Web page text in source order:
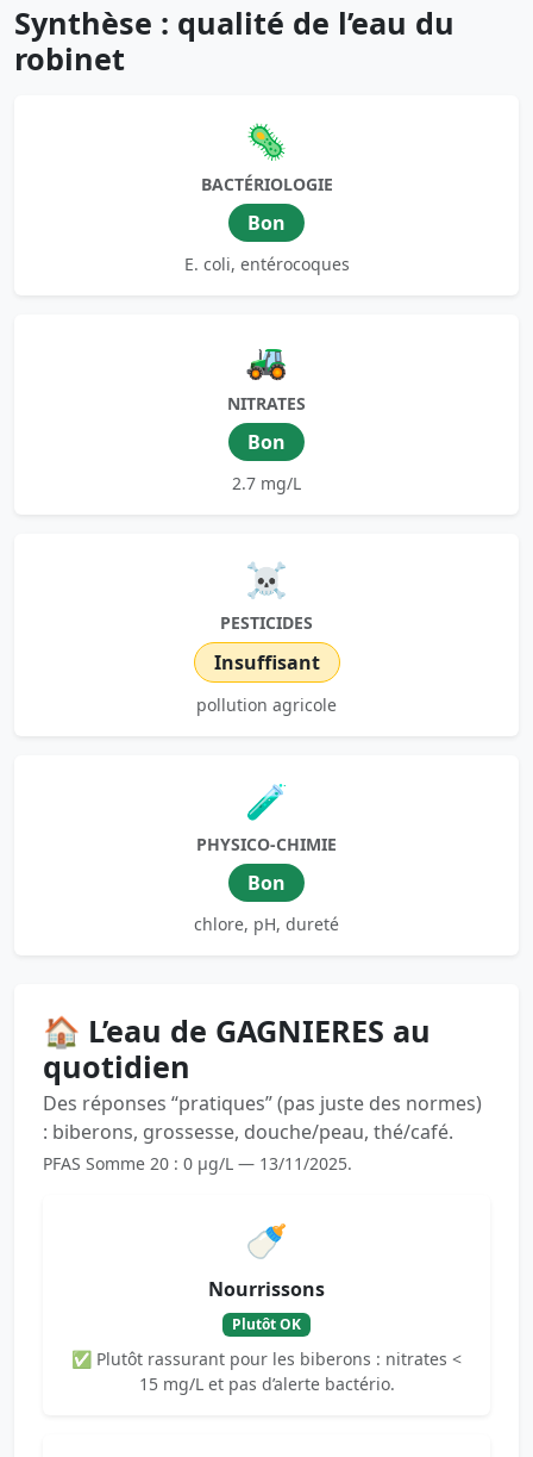
Synthèse : qualité de l’eau du
robinet
🦠
BACTÉRIOLOGIE
Bon
E. coli, entérocoques
🚜
NITRATES
Bon
2.7 mg/L
☠️
PESTICIDES
Insuffisant
pollution agricole
🧪
PHYSICO-CHIMIE
Bon
chlore, pH, dureté
🏠 L’eau de GAGNIERES au
quotidien
Des réponses “pratiques” (pas juste des normes)
: biberons, grossesse, douche/peau, thé/café.
PFAS Somme 20 : 0 µg/L — 13/11/2025.
🍼
Nourrissons
Plutôt OK
✅ Plutôt rassurant pour les biberons : nitrates <
15 mg/L et pas d’alerte bactério.